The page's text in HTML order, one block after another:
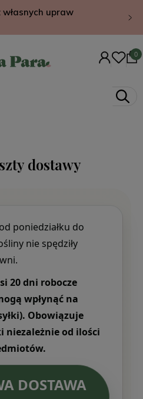
własnych upraw
dostawy
poniedziałku do
nie spędziły
20 dni robocze
wpłynąć na
Obowiązuje
niezależnie od ilości
DOSTAWA